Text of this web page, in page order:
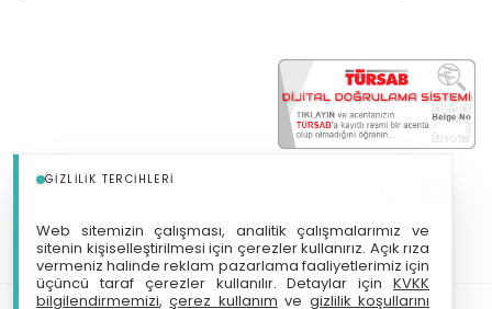
GIZLILIK TERCIHLERI
Web sitemizin çalışması, analitik çalışmalarımız ve
sitenin kişiselleştirilmesi için çerezler kullanırız. Açık rıza
vermeniz halinde reklam pazarlama faaliyetlerimiz için
üçüncü taraf çerezler kullanılır. Detaylar için KVKK
bilgilendirmemizi,çerez kullanım ve gizlilik koşullarını
İstanbul Hareketli Balkan Turları
İstanbul Hareketli Fransa Turları
İstanbul Hareketli İspanya Turları
İstanbul Hareketli Mısır Turları
İstanbul Hareketli Turlar
Tm Tatil Makinası Turizm Seyahat Acentası Türsab: A-12197